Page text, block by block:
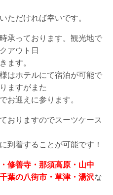
ただければ幸いです。
承っております。観光地で
アウト日
ます。
はホテルにて宿泊が可能で
ますがまた
お迎えに参ります。
おりますのでスーツケース
到着することが可能です！
修善寺・那須高原・山中
葉の八街市・草津・湯沢な